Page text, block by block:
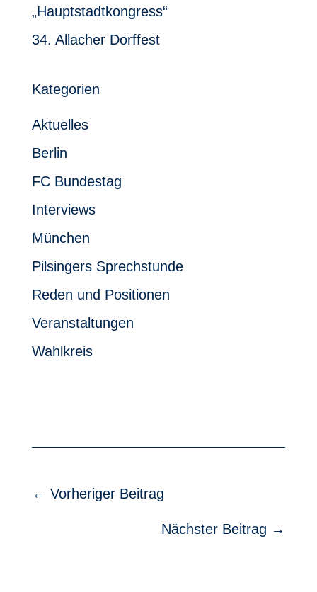
„Hauptstadtkongress“
34. Allacher Dorffest
Kategorien
Aktuelles
Berlin
FC Bundestag
Interviews
München
Pilsingers Sprechstunde
Reden und Positionen
Veranstaltungen
Wahlkreis
← Vorheriger Beitrag
Nächster Beitrag →